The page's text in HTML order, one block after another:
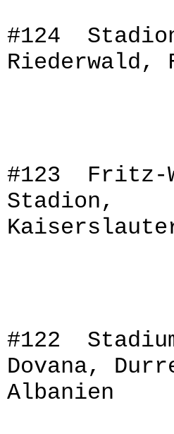
#124
Riederwald,
#123 Fritz-
Stadion,
#122
Dovana,
Albanien